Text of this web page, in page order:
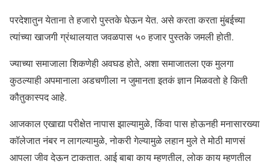
परदेशातुन येताना ते हजारो पुस्तके घेऊन येत. असे करता करता मुंबईच्या
त्यांच्या खाजगी ग्रंथालयात जवळपास ५० हजार पुस्तके जमली होती.
ज्याच्या समाजाला शिकणेही अवघड होते, अशा समाजातला एक मुलगा
कुठल्याही अपमानाला अडचणीला न जुमानता इतकं ज्ञान मिळवतो हे किती
कौतुकास्पद आहे.
आजकाल एखाद्या परीक्षेत नापास झाल्यामुळे, किंवा पास होऊनही मनासारख्या
कॉलेजात नंबर न लागल्यामुळे, नोकरी गेल्यामुळे लहान मुले ते मोठी माणसं
आपला जीव देऊन टाकतात. आई बाबा काय म्हणतील, लोक काय म्हणतील